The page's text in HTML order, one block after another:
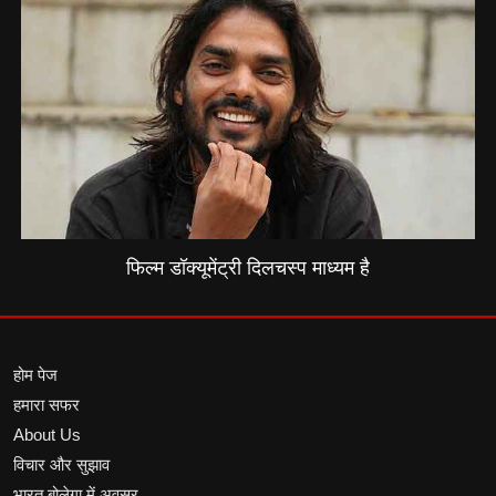
फिल्म डॉक्यूमेंट्री दिलचस्प माध्यम है
होम पेज
हमारा सफर
About Us
विचार और सुझाव